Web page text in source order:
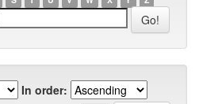
In order: